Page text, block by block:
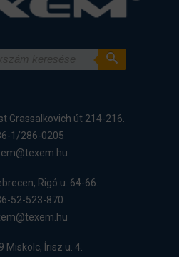
Grassalkovich út 214-216.
1/286-0205
Rigó u. 64-66.
52-523-870
Miskolc, Írisz u. 4.